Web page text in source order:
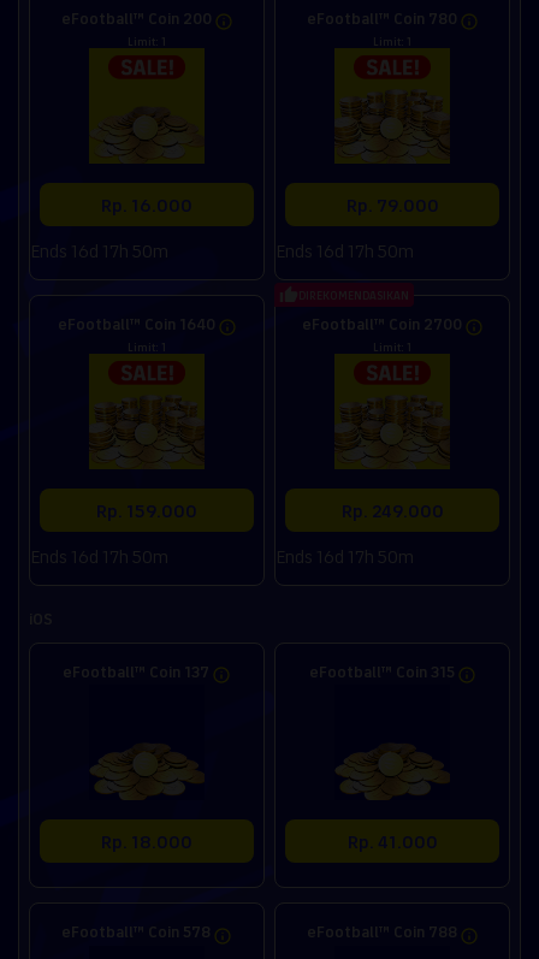
eFootball™ Coin 200
Limit: 1
Rp. 16.000
Ends 16d 17h 50m
eFootball™ Coin 780
Limit: 1
Rp. 79.000
Ends 16d 17h 50m
eFootball™ Coin 1640
Limit: 1
Rp. 159.000
Ends 16d 17h 50m
eFootball™ Coin 2700
Limit: 1
Rp. 249.000
Ends 16d 17h 50m
DIREKOMENDASIKAN
eFootball™ Coin 137
Rp. 18.000
eFootball™ Coin 315
Rp. 41.000
eFootball™ Coin 578 eFootball™ Coin 788